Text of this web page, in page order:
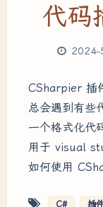
代码
2024-
CSharpier 插
总会遇到有些
一个格式化代
用于 visual
如何使用
C# 插